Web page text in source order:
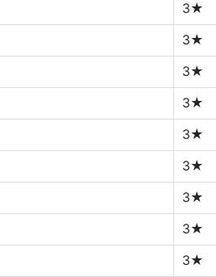
3★
3★
3★
3★
3★
3★
3★
3★
3★